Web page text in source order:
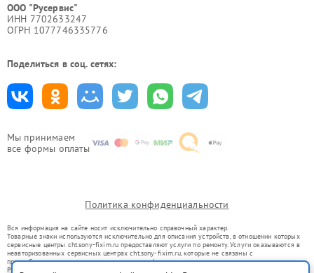
Мы принимаем
все формы оплаты
ООО "Русервис"
ИНН 7702633247
ОГРН 1077746335776
Поделиться в соц. сетях:
Политика конфиденциальности
Вся информация на сайте носит исключительно справочный характер.
Товарные знаки используются исключительно для описания устройств, в отношении которых
сервисные центры cht.sony-fixim.ru предоставляют услуги по ремонту. Услуги оказываются в
неавторизованных сервисных центрах cht.sony-fixim.ru, которые не связаны с
правообладателями товарных знаков или их официальными представителями.
Ремонт осуществляется для устройств, уже введенных в гражданский оборот в соответствии